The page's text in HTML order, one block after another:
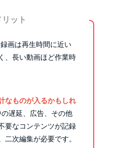
ット
録画は再生時間に近い
、長い動画ほど作業時
なものが入るかもしれ
遅延、広告、その他
要なコンテンツが記録
二次編集が必要です。